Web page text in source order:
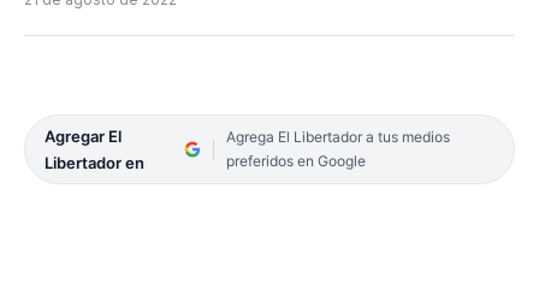
Agregar El
Libertador en
Agrega El Libertador a tus medios
preferidos en Google